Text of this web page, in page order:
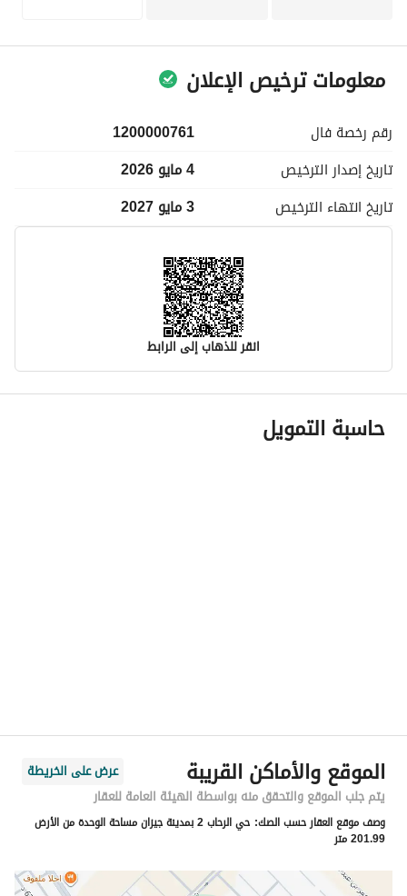
معلومات ترخيص الإعلان
رقم رخصة فال
1200000761
تاريخ إصدار الترخيص
4 مايو 2026
تاريخ انتهاء الترخيص 3 مايو 2027
انقر للذهاب إلى الرابط
معلومات مسؤول الإعلان
اسم المسؤول
رقم المبنى
3048
الرقم الاضافي
7439
خط العرض
16.86071957749983
حاسبة التمويل
الموقع والأماكن القريبة
عرض على الخريطة
يتم جلب الموقع والتحقق منه بواسطة الهيئة العامة للعقار
وصف موقع العقار حسب الصك:
حي الرحاب 2 بمدينة جيزان مساحة الوحدة من الأرض
201.99 متر